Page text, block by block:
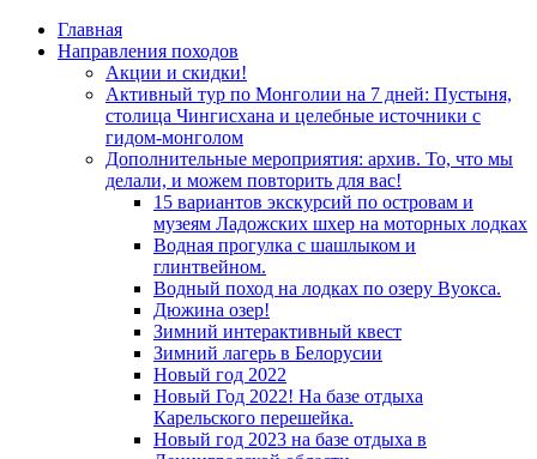
Главная
Направления походов
Акции и скидки!
Активный тур по Монголии на 7 дней: Пустыня,
столица Чингисхана и целебные источники с
гидом-монголом
Дополнительные мероприятия: архив. То, что мы
делали, и можем повторить для вас!
15 вариантов экскурсий по островам и
музеям Ладожских шхер на моторных лодках
Водная прогулка с шашлыком и
глинтвейном.
Водный поход на лодках по озеру Вуокса.
Дюжина озер!
Зимний интерактивный квест
Зимний лагерь в Белорусии
Новый год 2022
Новый Год 2022! На базе отдыха
Карельского перешейка.
Новый год 2023 на базе отдыха в